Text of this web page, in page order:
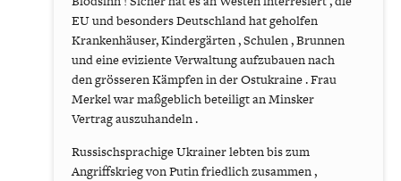
EU und besonders Deutschland hat geholfen
Krankenhäuser, Kindergärten , Schulen , Brunnen
und eine eviziente Verwaltung aufzubauen nach
den grösseren Kämpfen in der Ostukraine . Frau
Merkel war maßgeblich beteiligt an Minsker
Vertrag auszuhandeln .
Russischsprachige Ukrainer lebten bis zum
Angriffskrieg von Putin friedlich zusammen ,